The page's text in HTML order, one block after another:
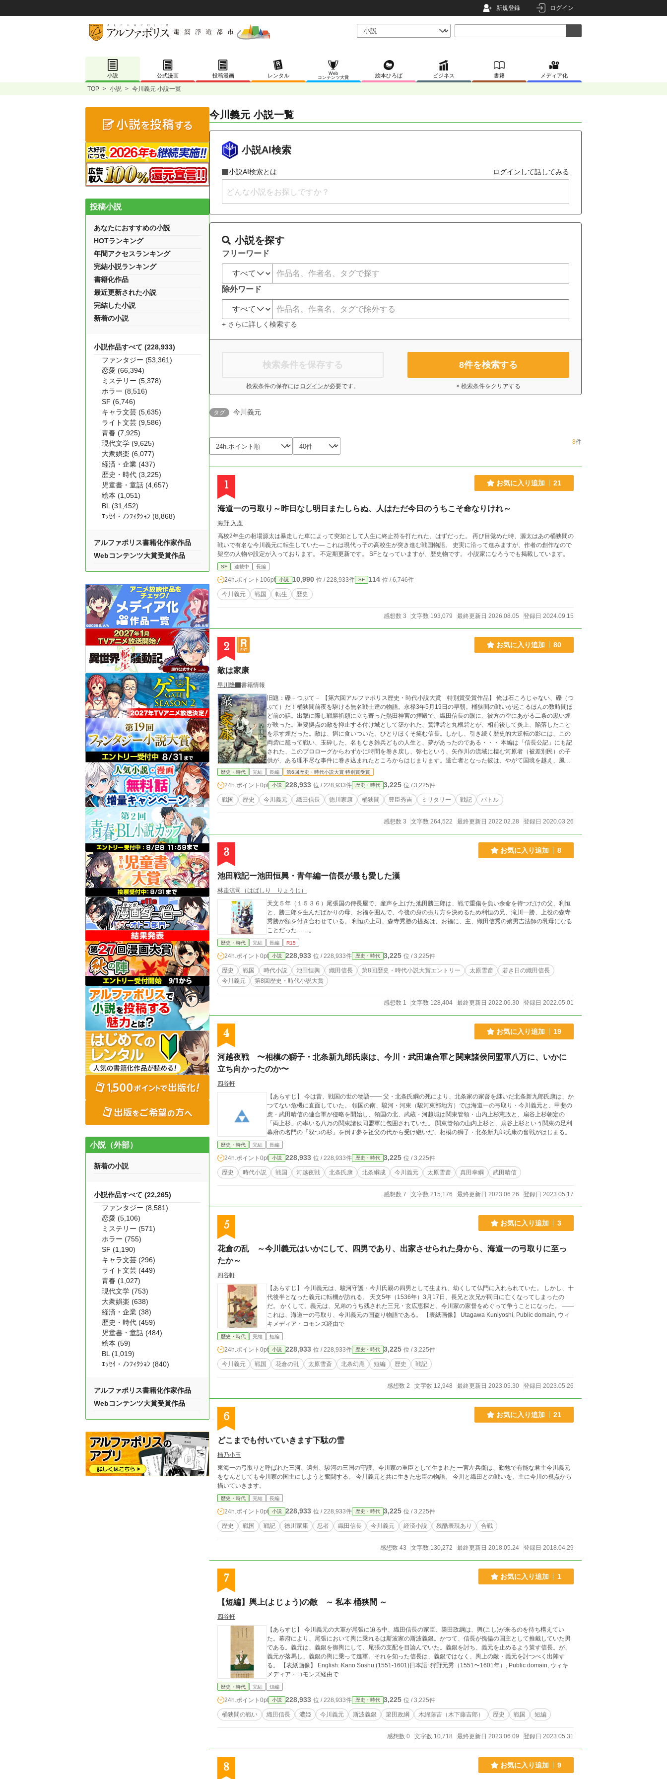
新規登録 ログイン
小説 公式漫画 投稿漫画 レンタル
Web
コンテンツ大賞
絵本ひろば ビジネス 書籍 メディア化
TOP > 小説 > 今川義元 小説一覧
今川義元 小説一覧
小説AI検索
小説AI検索とは ログインして話してみる
小説を探す
フリーワード
除外ワード
+ さらに詳しく検索する
検索条件を保存する
検索条件の保存には ログインが必要です。
8件を検索する
× 検索条件をクリアする
タグ 今川義元
8件
1 お気に入り追加 21
海道一の弓取り～昨日なし明日またしらぬ、人はただ今日のうちこそ命なりけれ～
海野 入鹿
高校2年生の相場源太は暴走した車によって突如として人生に終止符を打たれた、はずだった。 再び目覚めた時、源太はあの桶狭間の
戦いで有名な今川義元に転生していた― これは現代っ子の高校生が突き進む戦国物語。 史実に沿って進みますが、作者の創作なので
架空の人物や設定が入っております。 不定期更新です。 SFとなっていますが、歴史物です。 小説家になろうでも掲載しています。
SF 連載中 長編
24h.ポイント 106pt 小説 10,990 位 / 228,933件 SF 114 位 / 6,746件
今川義元 戦国 転生 歴史
感想数 3 文字数 193,079 最終更新日 2026.08.05 登録日 2024.09.15
2 お気に入り追加 80
敵は家康
早川隆
書籍情報
旧題：礫－つぶて－ 【第六回アルファポリス歴史・時代小説大賞 特別賞受賞作品】 俺は石ころじゃない、礫（つ
ぶて）だ！桶狭間前夜を駆ける無名戦士達の物語。永禄3年5月19日の早朝。桶狭間の戦いが起こるほんの数時間ほ
ど前の話。出撃に際し戦勝祈願に立ち寄った熱田神宮の拝殿で、織田信長の眼に、彼方の空にあがる二条の黒い煙
が映った。重要拠点の敵を抑止する付け城として築かれた、鷲津砦と丸根砦とが、相前後して炎上、陥落したこと
を示す煙だった。敵は、餌に食いついた。ひとりほくそ笑む信長。しかし、引き続く歴史的大逆転の影には、この
両砦に籠って戦い、玉砕した、名もなき雑兵どもの人生と、夢があったのである・・・ 本編は「信長公記」にも記
された、このプロローグからわずかに時間を巻き戻し、弥七という、矢作川の流域に棲む河原者（被差別民）の子
供が、ある理不尽な事件に巻き込まれたところからはじまります。逃亡者となった彼は、やがて国境を越え、風雲
急を告げる東尾張へ。そして、戦地を駆ける黒鍬衆の一人となって、底知れぬ謀略と争乱の渦中に巻き込まれてい
を踏みリアリティを追求しました。戦場を駆ける河原者二人の眼で、戦国時代を体感しに行きましょう！
歴史・時代 完結 長編 第6回歴史・時代小説大賞 特別賞受賞
24h.ポイント 0pt 小説 228,933 位 / 228,933件 歴史・時代 3,225 位 / 3,225件
戦国 歴史 今川義元 織田信長 徳川家康 桶狭間 豊臣秀吉 ミリタリー 戦記 バトル
感想数 3 文字数 264,522 最終更新日 2022.02.28 登録日 2020.03.26
3 お気に入り追加 8
池田戦記ー池田恒興・青年編ー信長が最も愛した漢
林走涼司（はばしり りょうじ）
天文５年（１５３６）尾張国の侍長屋で、産声を上げた池田勝三郎は、戦で重傷を負い余命を待つだけの父、利恒
と、勝三郎を生んだばかりの母、お福を囲んで、今後の身の振り方を決めるため利恒の兄、滝川一勝、上役の森寺
秀勝が額を付き合わせている。 利恒の上司、森寺秀勝の提案は、お福に、主、織田信秀の嫡男吉法師の乳母になる
ことだった……。
歴史・時代 完結 長編 R15
24h.ポイント 0pt 小説 228,933 位 / 228,933件 歴史・時代 3,225 位 / 3,225件
歴史 戦国 時代小説 池田恒興 織田信長 第8回歴史・時代小説大賞エントリー 太原雪斎
若き日の織田信長
今川義元
第8回歴史・時代小説大賞
感想数 1 文字数 128,404 最終更新日 2022.06.30 登録日 2022.05.01
4 お気に入り追加 19
河越夜戦 〜相模の獅子・北条新九郎氏康は、今川・武田連合軍と関東諸侯同盟軍八万に、いかに
立ち向かったのか〜
四谷軒
【あらすじ】 今は昔、戦国の世の物語―― 父・北条氏綱の死により、北条家の家督を継いだ北条新九郎氏康は、か
つてない危機に直面していた。 領国の南、駿河・河東（駿河東部地方）では海道一の弓取り・今川義元と、甲斐の
虎・武田晴信の連合軍が侵略を開始し、領国の北、武蔵・河越城は関東管領・山内上杉憲政と、扇谷上杉朝定の
「両上杉」の率いる八万の関東諸侯同盟軍に包囲されていた。 関東管領の山内上杉と、扇谷上杉という関東の足利
幕府の名門の「双つの杉」を倒す夢を祖父の代から受け継いだ、相模の獅子・北条新九郎氏康の奮戦がはじまる。
歴史・時代 完結 長編
24h.ポイント 0pt 小説 228,933 位 / 228,933件 歴史・時代 3,225 位 / 3,225件
歴史 時代小説 戦国 河越夜戦 北条氏康 北条綱成 今川義元 太原雪斎 真田幸綱 武田晴信
感想数 7 文字数 215,176 最終更新日 2023.06.26 登録日 2023.05.17
5 お気に入り追加 3
花倉の乱 ～今川義元はいかにして、四男であり、出家させられた身から、海道一の弓取りに至っ
たか～
四谷軒
【あらすじ】 今川義元は、駿河守護・今川氏親の四男として生まれ、幼くして仏門に入れられていた。 しかし、十
代後半となった義元に転機が訪れる。 天文5年（1536年）3月17日、長兄と次兄が同日に亡くなってしまったの
だ。 かくして、義元は、兄弟のうち残された三兄・玄広恵探と、今川家の家督をめぐって争うことになった。 ――
これは、海道一の弓取り、今川義元の国盗り物語である。 【表紙画像】 Utagawa Kuniyoshi, Public domain, ウィ
キメディア・コモンズ経由で
歴史・時代 完結 短編
24h.ポイント 0pt 小説 228,933 位 / 228,933件 歴史・時代 3,225 位 / 3,225件
今川義元 戦国 花倉の乱 太原雪斎 北条幻庵 短編 歴史 戦記
感想数 2 文字数 12,948 最終更新日 2023.05.30 登録日 2023.05.26
6 お気に入り追加 21
どこまでも付いていきます下駄の雪
楠乃小玉
東海一の弓取りと呼ばれた三河、遠州、駿河の三国の守護、今川家の重臣として生まれた 一宮左兵衛は、勤勉で有能な君主今川義元
をなんとしても今川家の国主にしようと奮闘する。 今川義元と共に生きた忠臣の物語。 今川と織田との戦いを、主に今川の視点から
描いていきます。
歴史・時代 完結 長編
24h.ポイント 0pt 小説 228,933 位 / 228,933件 歴史・時代 3,225 位 / 3,225件
歴史 戦国 戦記 徳川家康 忍者 織田信長 今川義元 経済小説 残酷表現あり 合戦
感想数 43 文字数 130,272 最終更新日 2018.05.24 登録日 2018.04.29
7 お気に入り追加 1
【短編】輿上(よじょう)の敵 ～ 私本 桶狭間 ～
四谷軒
【あらすじ】 今川義元の大軍が尾張に迫る中、織田信長の家臣、簗田政綱は、輿(こし)が来るのを待ち構えてい
た。幕府により、尾張において輿に乗れるは斯波家の斯波義銀。かつて、信長が傀儡の国主として推戴していた男
である。義元は、義銀を御輿にして、尾張の支配を目論んでいた。義銀を討ち、義元を止めるよう策す信長。が、
義元が落馬し、義銀の輿に乗って進軍。それを知った信長は、義銀ではなく、輿上の敵・義元を討つべく出陣す
る。 【表紙画像】 English: Kano Soshu (1551-1601)日本語: 狩野元秀（1551〜1601年）, Public domain, ウィキ
メディア・コモンズ経由で
歴史・時代 完結 短編
24h.ポイント 0pt 小説 228,933 位 / 228,933件 歴史・時代 3,225 位 / 3,225件
桶狭間の戦い 織田信長 濃姫 今川義元 斯波義銀 簗田政綱 木綿藤吉（木下藤吉郎） 歴史 戦国 短編
感想数 0 文字数 10,718 最終更新日 2023.06.09 登録日 2023.05.31
8 お気に入り追加 9
投稿小説
あなたにおすすめの小説
HOTランキング
年間アクセスランキング
完結小説ランキング
書籍化作品
最近更新された小説
完結した小説
新着の小説
小説作品すべて (228,933)
ファンタジー (53,361)
恋愛 (66,394)
ミステリー (5,378)
ホラー (8,516)
SF (6,746)
キャラ文芸 (5,635)
ライト文芸 (9,586)
青春 (7,925)
現代文学 (9,625)
大衆娯楽 (6,077)
経済・企業 (437)
歴史・時代 (3,225)
児童書・童話 (4,657)
絵本 (1,051)
BL (31,452)
ｴｯｾｲ・ﾉﾝﾌｨｸｼｮﾝ (8,868)
アルファポリス書籍化作家作品
Webコンテンツ大賞受賞作品
小説（外部）
新着の小説
小説作品すべて (22,265)
ファンタジー (8,581)
恋愛 (5,106)
ミステリー (571)
ホラー (755)
SF (1,190)
キャラ文芸 (296)
ライト文芸 (449)
青春 (1,027)
現代文学 (753)
大衆娯楽 (638)
経済・企業 (38)
歴史・時代 (459)
児童書・童話 (484)
絵本 (59)
BL (1,019)
ｴｯｾｲ・ﾉﾝﾌｨｸｼｮﾝ (840)
アルファポリス書籍化作家作品
Webコンテンツ大賞受賞作品